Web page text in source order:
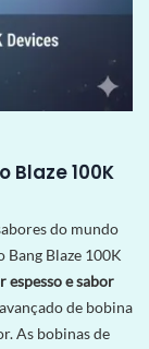
Blaze 100K
do mundo
Bang Blaze 100K
espesso e sabor
de bobina
As bobinas de